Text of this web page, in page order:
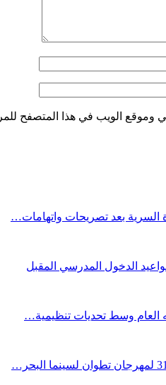
وموقع الويب في هذا المتصفح
بعد تصريحات واتهامات…
الدخول المدرسي المقبل
العام وسط تحديات تنظيمية…